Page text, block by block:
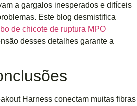
a gargalos inesperados e difíceis
Este blog desmistifica
de chicote de ruptura MPO
desses detalhes garante a
Harness conectam muitas fibras